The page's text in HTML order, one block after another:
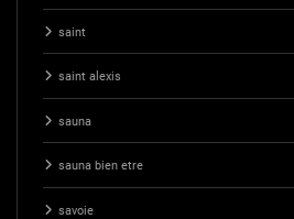
saint
saint alexis
sauna
sauna bien etre
savoie